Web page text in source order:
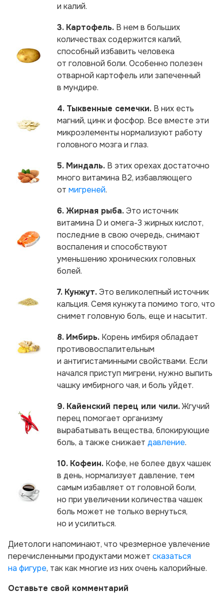
и калий.
3. Картофель. В нем в больших
количествах содержится калий,
способный избавить человека
от головной боли. Особенно полезен
отварной картофель или запеченный
в мундире.
4. Тыквенные семечки. В них есть
магний, цинк и фосфор. Все вместе эти
микроэлементы нормализуют работу
головного мозга и глаз.
5. Миндаль. В этих орехах достаточно
много витамина B2, избавляющего
от мигреней.
6. Жирная рыба.Это источник
витамина D и омега-3 жирных кислот,
последние в свою очередь, снимают
воспаления и способствуют
уменьшению хронических головных
болей.
7. Кунжут.Это великолепный источник
кальция. Семя кунжута помимо того, что
снимет головную боль, еще и насытит.
8. Имбирь. Корень имбиря обладает
противовоспалительным
и антигистаминными свойствами. Если
начался приступ мигрени, нужно выпить
чашку имбирного чая, и боль уйдет.
9. Кайенский перец или чили.Жгучий
перец помогает организму
вырабатывать вещества, блокирующие
боль, а также снижает давление.
10. Кофеин. Кофе, не более двух чашек
в день, нормализует давление, тем
самым избавляет от головной боли,
но при увеличении количества чашек
боль может не только вернуться,
но и усилиться.
Диетологи напоминают, что чрезмерное увлечение
перечисленными продуктами может сказаться
на фигуре, так как многие из них очень калорийные.
Оставьте свой комментарий